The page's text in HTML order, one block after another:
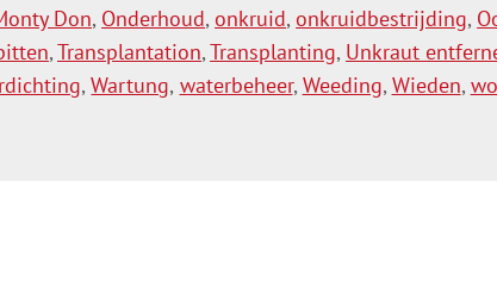
Don, Onderhoud, onkruid, onkruidbestrijding,
,Transplantation,Transplanting, Unkraut
,Wartung, waterbeheer, Weeding, Wieden,